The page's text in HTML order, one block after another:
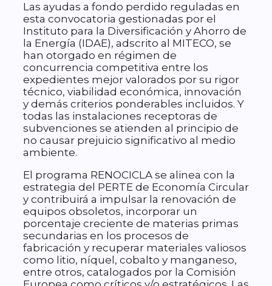
Las ayudas a fondo perdido reguladas en
esta convocatoria gestionadas por el
Instituto para la Diversificación y Ahorro de
la Energía (IDAE), adscrito al MITECO, se
han otorgado en régimen de
concurrencia competitiva entre los
expedientes mejor valorados por su rigor
técnico, viabilidad económica, innovación
y demás criterios ponderables incluidos. Y
todas las instalaciones receptoras de
subvenciones se atienden al principio de
no causar prejuicio significativo al medio
ambiente.
El programa RENOCICLA se alinea con la
estrategia del PERTE de Economía Circular
y contribuirá a impulsar la renovación de
equipos obsoletos, incorporar un
porcentaje creciente de materias primas
secundarias en los procesos de
fabricación y recuperar materiales valiosos
como litio, níquel, cobalto y manganeso,
entre otros, catalogados por la Comisión